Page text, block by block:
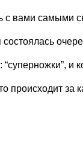
с вами самыми
состоялась
и
происходит за